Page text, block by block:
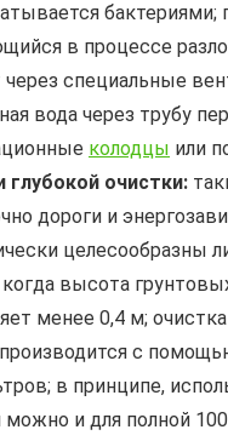
бактериями;
в процессе
через специальные
вода через трубу
колодцы или
глубокой очистки:
дороги и
целесообразны
когда высота
менее 0,4 м;
производится с
в принципе,
можно и для полной